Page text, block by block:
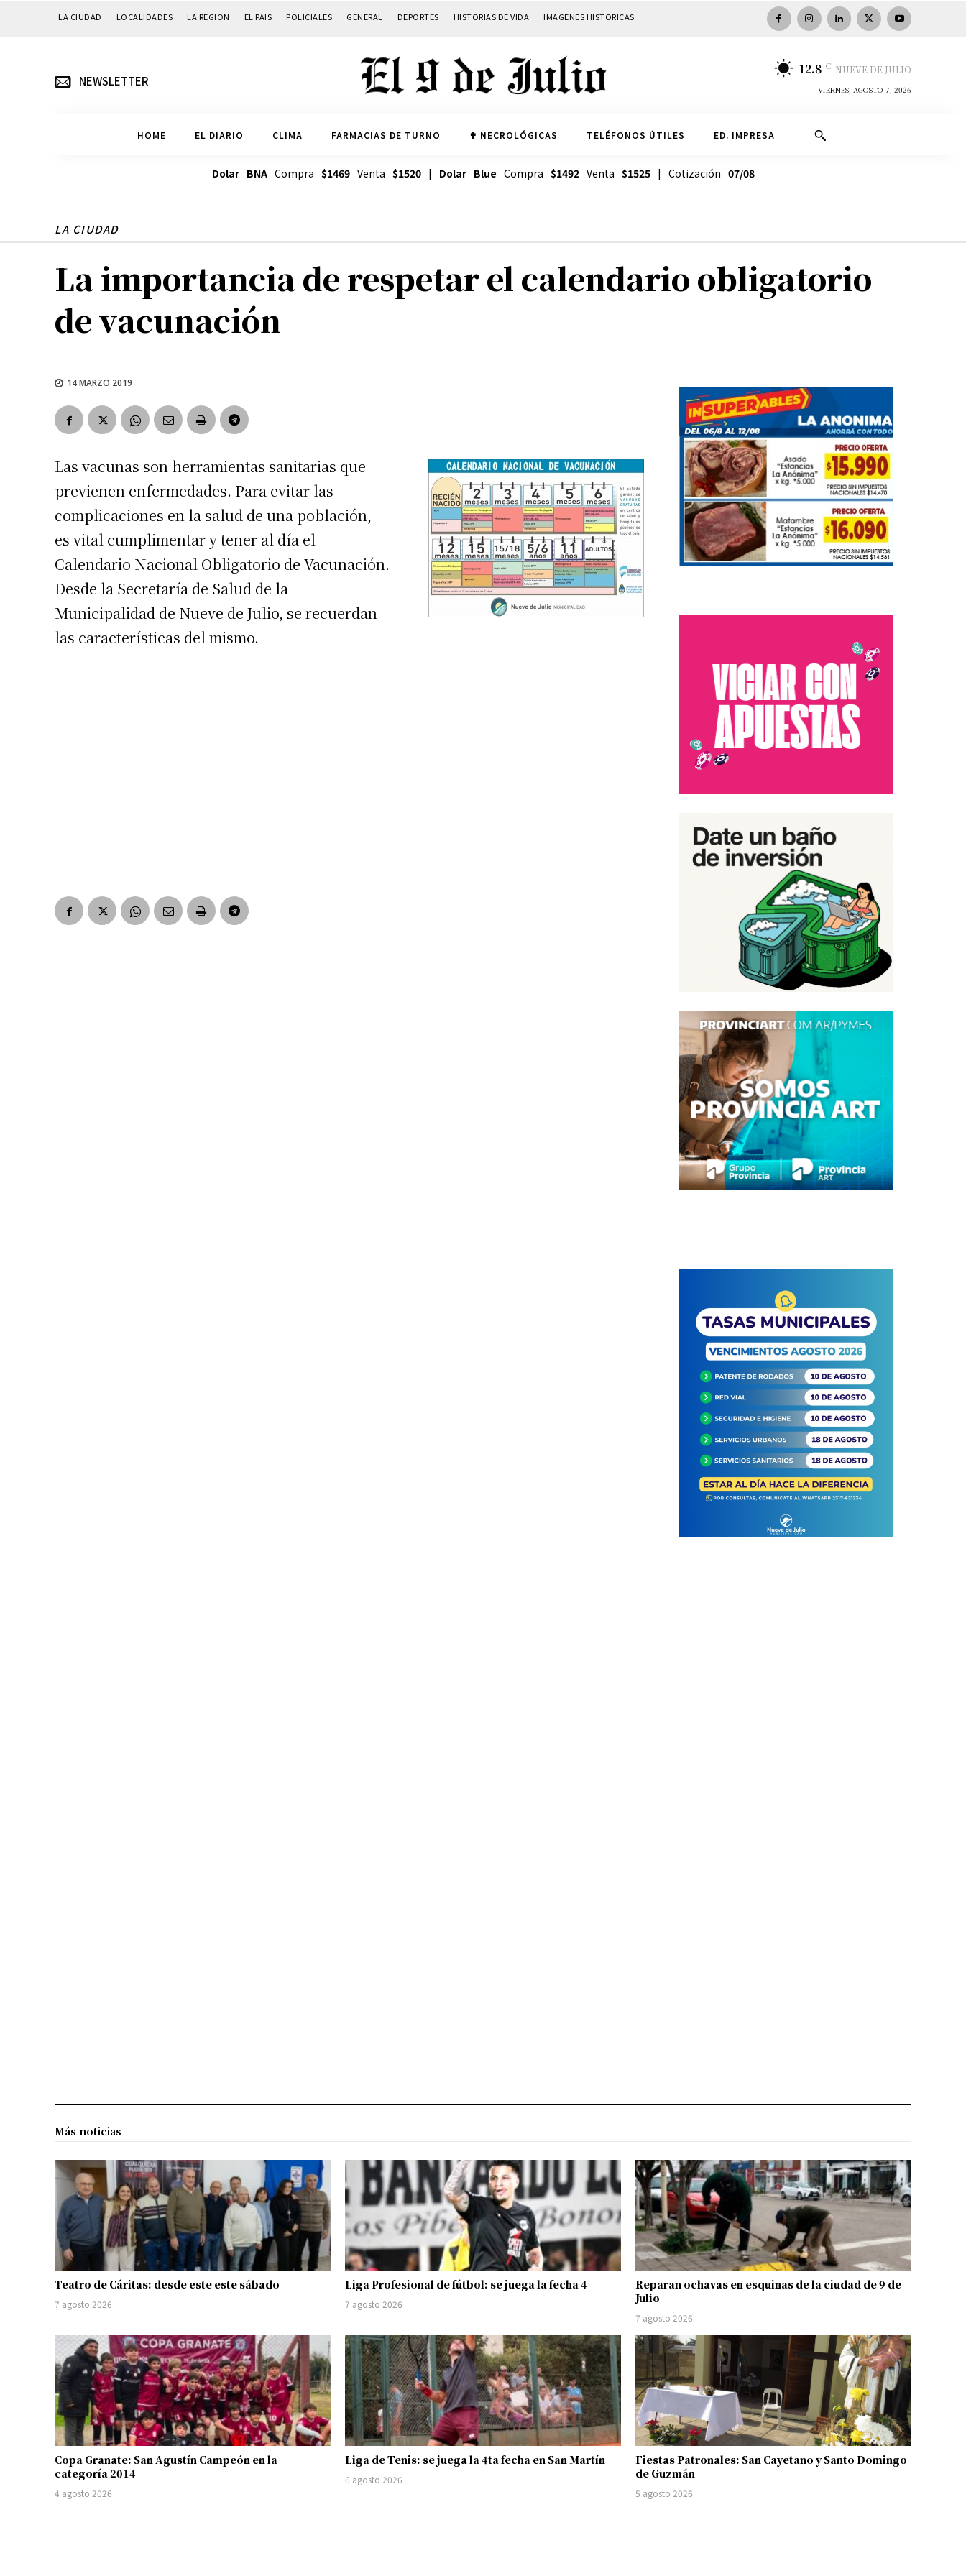
LA CIUDAD LOCALIDADES LA REGION EL PAIS POLICIALES GENERAL DEPORTES HISTORIAS DE VIDA IMAGENES HISTORICAS
NEWSLETTER
12.8 C NUEVE DE JULIO
VIERNES, AGOSTO 7, 2026
HOME EL DIARIO CLIMA FARMACIAS DE TURNO ✟ NECROLÓGICAS TELÉFONOS ÚTILES ED. IMPRESA
Dolar BNACompra $1469Venta $1520| Dolar Blue Compra $1492Venta $1525| Cotización 07/08
LA CIUDAD
La importancia de respetar el calendario obligatorio
de vacunación
14 MARZO 2019
Las vacunas son herramientas sanitarias que
previenen enfermedades. Para evitar las
complicaciones en la salud de una población,
es vital cumplimentar y tener al día el
Calendario Nacional Obligatorio de Vacunación.
Desde la Secretaría de Salud de la
Municipalidad de Nueve de Julio, se recuerdan
las características del mismo.
Más noticias
Teatro de Cáritas: desde este este sábado
7 agosto 2026
Liga Profesional de fútbol: se juega la fecha 4
7 agosto 2026
Reparan ochavas en esquinas de la ciudad de 9 de
Julio
7 agosto 2026
Copa Granate: San Agustín Campeón en la
categoría 2014
4 agosto 2026
Liga de Tenis: se juega la 4ta fecha en San Martín
6 agosto 2026
Fiestas Patronales: San Cayetano y Santo Domingo
de Guzmán
5 agosto 2026